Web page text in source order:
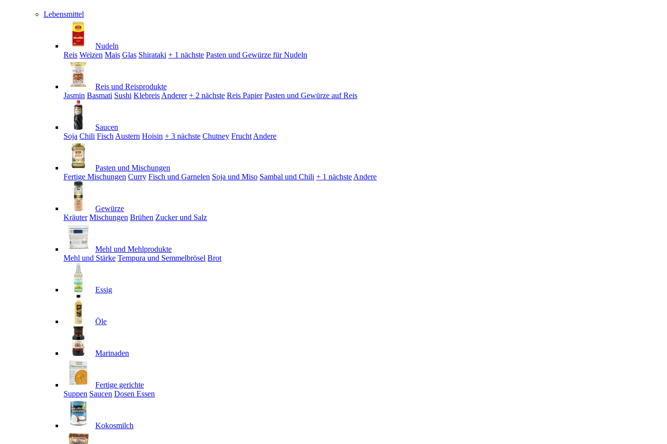
Lebensmittel
Nudeln
Reis Weizen Mais Glas Shirataki + 1 nächste Pasten und Gewürze für Nudeln
Reis und Reisprodukte
Jasmin Basmati Sushi Klebreis Anderer + 2 nächste Reis Papier Pasten und Gewürze auf Reis
Saucen
Soja Chili Fisch Austern Hoisin + 3 nächste Chutney Frucht Andere
Pasten und Mischungen
Fertige Mischungen Curry Fisch und Garnelen Soja und Miso Sambal und Chili + 1 nächste Andere
Gewürze
Kräuter Mischungen Brühen Zucker und Salz
Mehl und Mehlprodukte
Mehl und Stärke Tempura und Semmelbrösel Brot
Essig
Öle
Marinaden
Fertige gerichte
Suppen Saucen Dosen Essen
Kokosmilch